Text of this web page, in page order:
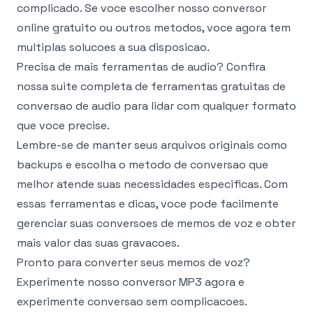
complicado. Se voce escolher nosso conversor
online gratuito ou outros metodos, voce agora tem
multiplas solucoes a sua disposicao.
Precisa de mais ferramentas de audio? Confira
nossa suite completa de ferramentas gratuitas de
conversao de audio para lidar com qualquer formato
que voce precise.
Lembre-se de manter seus arquivos originais como
backups e escolha o metodo de conversao que
melhor atende suas necessidades especificas. Com
essas ferramentas e dicas, voce pode facilmente
gerenciar suas conversoes de memos de voz e obter
mais valor das suas gravacoes.
Pronto para converter seus memos de voz?
Experimente nosso conversor MP3 agora e
experimente conversao sem complicacoes.